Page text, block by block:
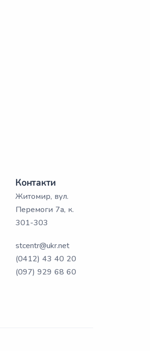
Контакти
Житомир, вул.
Перемоги 7а, к.
301-303
stcentr@ukr.net
(0412) 43 40 20
(097) 929 68 60